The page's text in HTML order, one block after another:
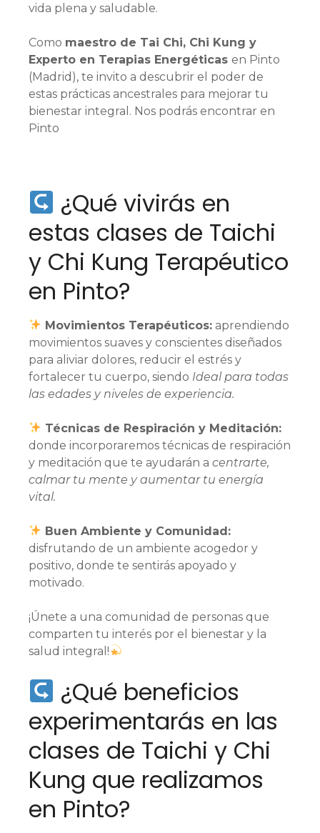
vida plena y saludable.
Como maestro de Tai Chi, Chi Kung y
Experto en Terapias Energéticas en Pinto
(Madrid), te invito a descubrir el poder de
estas prácticas ancestrales para mejorar tu
bienestar integral. Nos podrás encontrar en
Pinto
¿Qué vivirás en
estas clases de Taichi
y Chi Kung Terapéutico
en Pinto?
Movimientos Terapéuticos:⁣ aprendiendo
movimientos suaves y conscientes diseñados
para aliviar dolores, reducir el estrés y
fortalecer tu cuerpo, siendo Ideal para todas
las edades y niveles de experiencia.⁣
Técnicas de Respiración y Meditación:⁣
donde incorporaremos técnicas de respiración
y meditación que te ayudarán a centrarte,
calmar tu mente y aumentar tu energía
vital.⁣
Buen Ambiente y Comunidad:⁣
disfrutando de un ambiente acogedor y
positivo, donde te sentirás apoyado y
motivado.
¡Únete a una comunidad de personas que
comparten tu interés por el bienestar y la
salud integral!
¿Qué beneficios
experimentarás en las
clases de Taichi y Chi
Kung que realizamos
en Pinto?